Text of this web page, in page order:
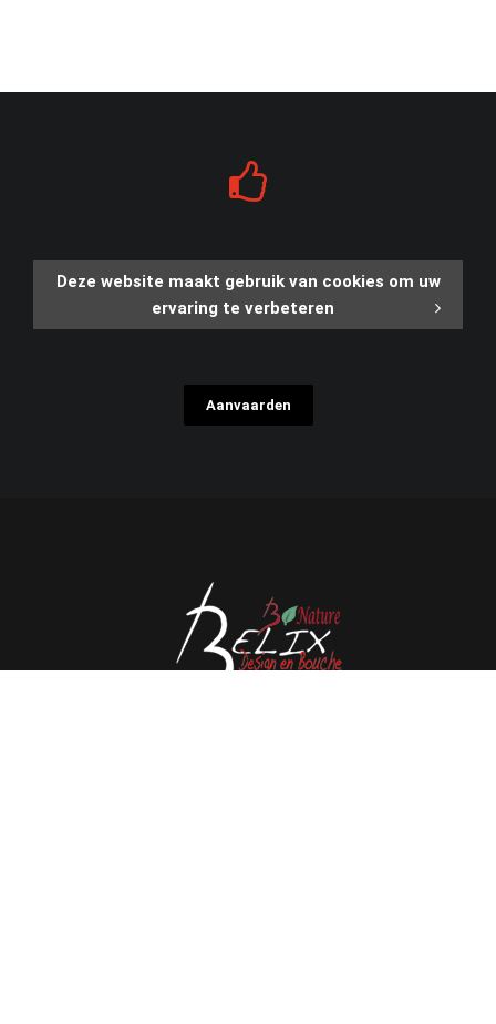
Deze website maakt gebruik van cookies om uw
ervaring te verbeteren
Aanvaarden